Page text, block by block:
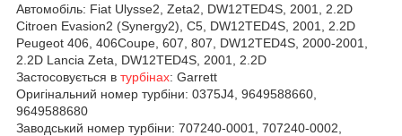
Автомобіль: Fiat Ulysse2, Zeta2, DW12TED4S, 2001, 2.2D
Citroen Evasion2 (Synergy2), C5, DW12TED4S, 2001, 2.2D
Peugeot 406, 406Coupe, 607, 807, DW12TED4S, 2000-2001,
2.2D Lancia Zeta, DW12TED4S, 2001, 2.2D
Застосовується в турбінах: Garrett
Оригінальний номер турбіни: 0375J4, 9649588660,
9649588680
Заводський номер турбіни: 707240-0001, 707240-0002,